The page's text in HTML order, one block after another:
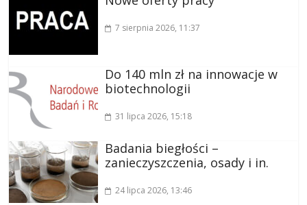
7 sierpnia 2026, 11:37
Do 140 mln zł na innowacje w
biotechnologii
31 lipca 2026, 15:18
Badania biegłości –
zanieczyszczenia, osady i in.
24 lipca 2026, 13:46